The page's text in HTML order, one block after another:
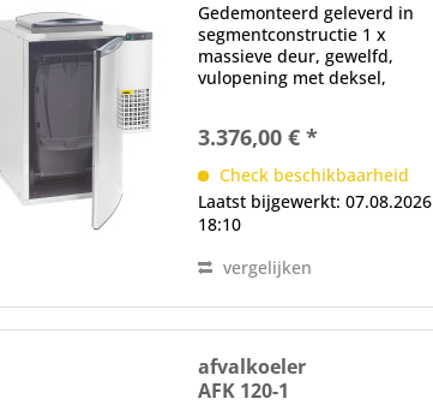
Gedemonteerd geleverd in
segmentconstructie 1 x
massieve deur, gewelfd,
vulopening met deksel,
verwisselbaar zonder
gereedschap elektronische
controle digitaal display
automatische...
3.376,00 € *
Check beschikbaarheid
Laatst bijgewerkt: 07.08.2026
18:10
vergelijken
afvalkoeler
AFK 120-1